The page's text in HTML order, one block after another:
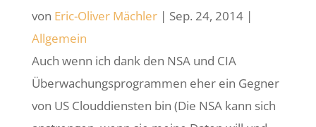
von Eric-Oliver Mächler| Sep. 24, 2014|
Allgemein
Auch wenn ich dank den NSA und CIA
Überwachungsprogrammen eher ein Gegner
von US Clouddiensten bin (Die NSA kann sich